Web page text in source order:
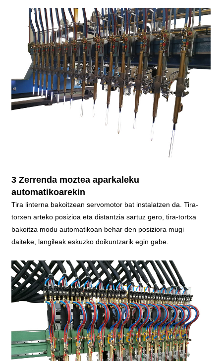
3 Zerrenda moztea aparkaleku
automatikoarekin
Tira linterna bakoitzean servomotor bat instalatzen da. Tira-
torxen arteko posizioa eta distantzia sartuz gero, tira-tortxa
bakoitza modu automatikoan behar den posiziora mugi
daiteke, langileak eskuzko doikuntzarik egin gabe.